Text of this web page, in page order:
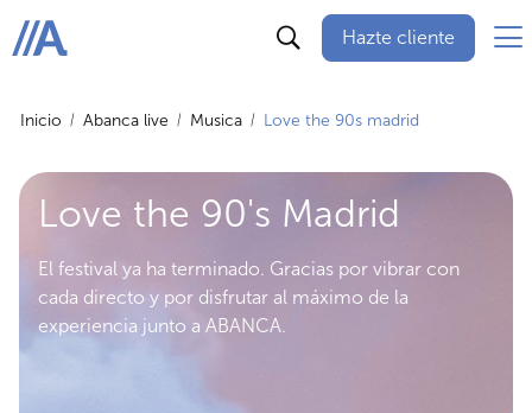
ABANCA
Hazte cliente
Inicio Abanca live Musica Love the 90s madrid
Love the 90's Madrid
El festival ya ha terminado. Gracias por vibrar con
cada directo y por disfrutar al máximo de la
experiencia junto a ABANCA.